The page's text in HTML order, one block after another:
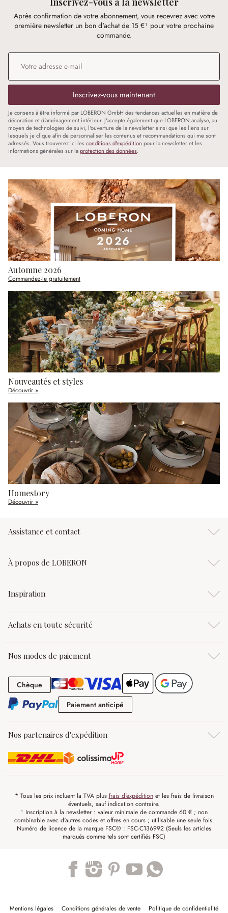
Après confirmation de votre abonnement, vous recevrez avec votre
première newsletter un bon d'achat de 15 €¹ pour votre prochaine
commande.
Adresse e-mail
Inscrivez-vous maintenant
Je consens à être informé par LOBERON GmbH des tendances actuelles en matière de
décoration et d'aménagement intérieur. J'accepte également que LOBERON analyse, au
moyen de technologies de suivi, l'ouverture de la newsletter ainsi que les liens sur
lesquels je clique afin de personnaliser les contenus et recommandations qui me sont
adressés. Vous trouverez ici les conditions d'expédition pour la newsletter et les
informations générales sur laprotection des données.
Automne 2026
Commandez-le gratuitement
Nouveautés et styles
Découvrir »
Homestory
Découvrir »
Assistance et contact
À propos de LOBERON
Inspiration
Achats en toute sécurité
Nos modes de paiement
Chèque Chèque
Paiement anticipé
Nos partenaires d'expédition
* Tous les prix incluent la TVA plus frais d'expéditionet les frais de livraison
éventuels, sauf indication contraire.
¹ Inscription à la newsletter : valeur minimale de commande 60 € ; non
combinable avec d'autres codes et offres en cours ; utilisable une seule fois.
Numéro de licence de la marque FSC® : FSC-C136992 (Seuls les articles
marqués comme tels sont certifiés FSC)
Mentions légales Conditions générales de vente
Politique de confidentialité